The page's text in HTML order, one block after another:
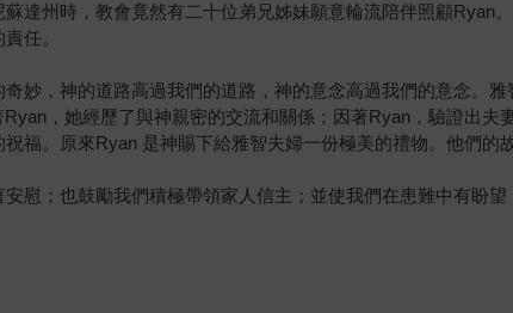
達州時，教會竟然有二十位弟兄姊妹願意輪流陪伴照顧Ryan
任。
妙，神的道路高過我們的道路，神的意念高過我們的意念。
，她經歷了與神親密的交流和關係；因著Ryan，驗證出
福。原來Ryan 是神賜下給雅智夫婦一份極美的禮物。他們的
慰；也鼓勵我們積極帶領家人信主；並使我們在患難中有盼望